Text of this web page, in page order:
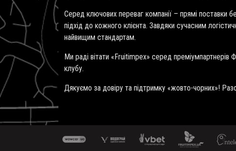
Серед ключових переваг компанії – прямі поставки
підхід до кожного клієнта. Завдяки сучасним
найвищим стандартам.
Ми раді вітати «Fruitimpex» серед
клубу.
Дякуємо за довіру та підтримку «жовто-чорних»!